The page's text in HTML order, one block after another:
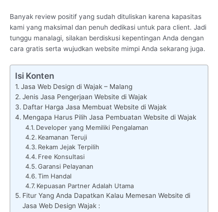
Banyak review positif yang sudah dituliskan karena kapasitas
kami yang maksimal dan penuh dedikasi untuk para client. Jadi
tunggu manalagi, silakan berdiskusi kepentingan Anda dengan
cara gratis serta wujudkan website mimpi Anda sekarang juga.
Isi Konten
Jasa Web Design di Wajak – Malang
Jenis Jasa Pengerjaan Website di Wajak
Daftar Harga Jasa Membuat Website di Wajak
Mengapa Harus Pilih Jasa Pembuatan Website di Wajak
Developer yang Memiliki Pengalaman
Keamanan Teruji
Rekam Jejak Terpilih
Free Konsultasi
Garansi Pelayanan
Tim Handal
Kepuasan Partner Adalah Utama
Fitur Yang Anda Dapatkan Kalau Memesan Website di
Jasa Web Design Wajak :